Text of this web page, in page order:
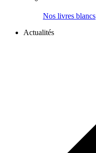
Nos livres blancs
Actualités